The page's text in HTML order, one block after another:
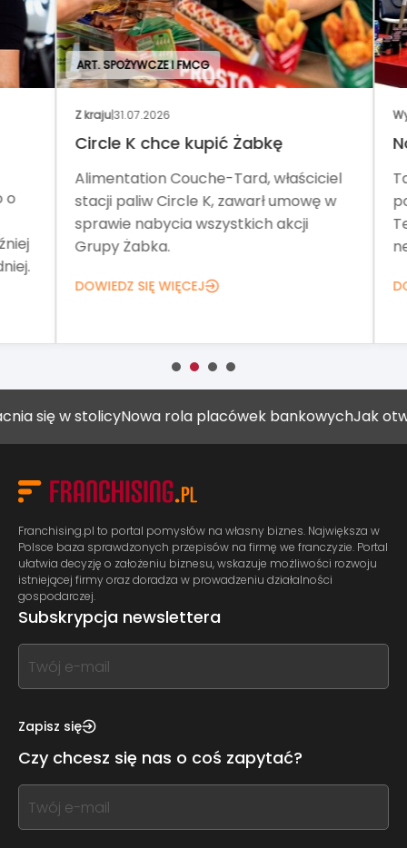
ART. SPOŻYWCZE I FMCG
Z kraju|31.07.2026
Circle K chce kupić Żabkę
Alimentation Couche-Tard, właściciel
stacji paliw Circle K, zawarł umowę w
sprawie nabycia wszystkich akcji
Grupy Żabka.
DOWIEDZ SIĘ WIĘCEJ
w stolicyNowa rola placówek bankowychJak
Franchising.pl to portal pomysłów na własny biznes. Największa w
Polsce baza sprawdzonych przepisów na firmę we franczyzie. Portal
ułatwia decyzję o założeniu biznesu, wskazuje możliwości rozwoju
istniejącej firmy oraz doradza w prowadzeniu działalności
gospodarczej.
Subskrypcja newslettera
If
you
this,
this
form
field
blank
Zapisz się
Czy chcesz się nas o coś zapytać?
If
you